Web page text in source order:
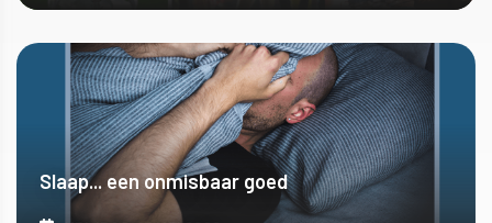
ONTDEK MEER
Slaap... een onmisbaar goed